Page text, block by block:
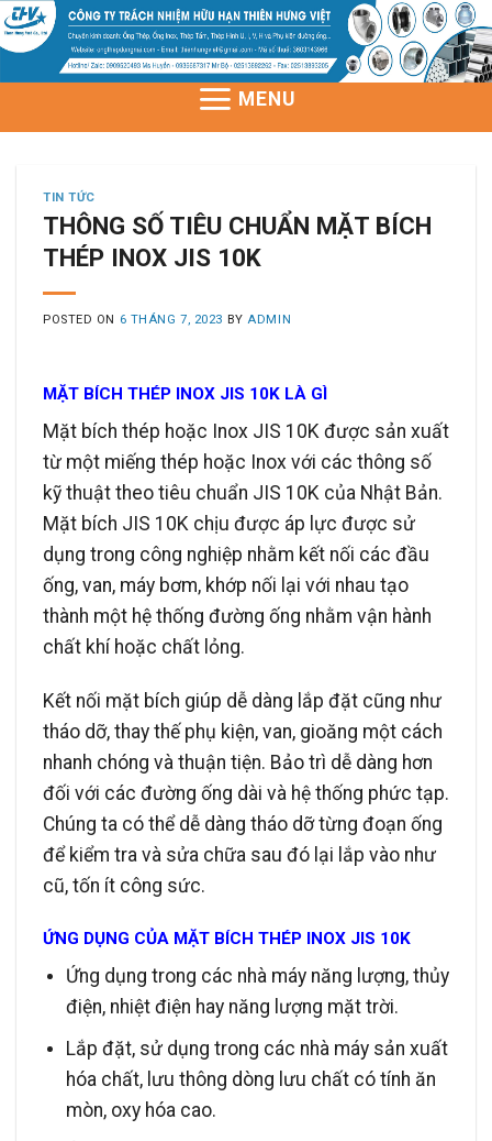
Skip
to
MENU
TIN TỨC
THÔNG SỐ TIÊU CHUẨN MẶT BÍCH
THÉP INOX JIS 10K
POSTED ON 6 THÁNG 7, 2023 BY ADMIN
MẶT BÍCH THÉP INOX JIS 10K LÀ GÌ
Mặt bích thép hoặc Inox JIS 10K được sản xuất
từ một miếng thép hoặc Inox với các thông số
kỹ thuật theo tiêu chuẩn JIS 10K của Nhật Bản.
Mặt bích JIS 10K chịu được áp lực được sử
dụng trong công nghiệp nhằm kết nối các đầu
ống, van, máy bơm, khớp nối lại với nhau tạo
thành một hệ thống đường ống nhằm vận hành
chất khí hoặc chất lỏng.
Kết nối mặt bích giúp dễ dàng lắp đặt cũng như
tháo dỡ, thay thế phụ kiện, van, gioăng một cách
nhanh chóng và thuận tiện. Bảo trì dễ dàng hơn
đối với các đường ống dài và hệ thống phức tạp.
Chúng ta có thể dễ dàng tháo dỡ từng đoạn ống
để kiểm tra và sửa chữa sau đó lại lắp vào như
cũ, tốn ít công sức.
ỨNG DỤNG CỦA MẶT BÍCH THÉP INOX JIS 10K
Ứng dụng trong các nhà máy năng lượng, thủy
điện, nhiệt điện hay năng lượng mặt trời.
Lắp đặt, sử dụng trong các nhà máy sản xuất
hóa chất, lưu thông dòng lưu chất có tính ăn
mòn, oxy hóa cao.